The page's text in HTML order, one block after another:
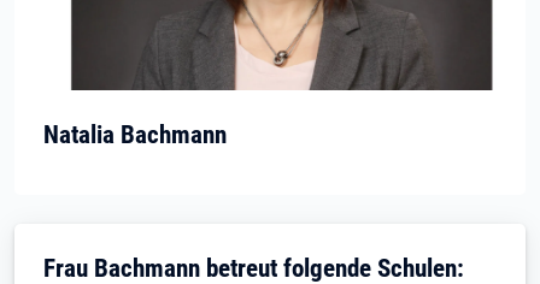
Natalia Bachmann
Frau Bachmann betreut folgende Schulen: